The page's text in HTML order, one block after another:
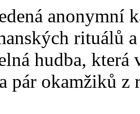
anonymní
rituálů
hudba,
pár okamžiků